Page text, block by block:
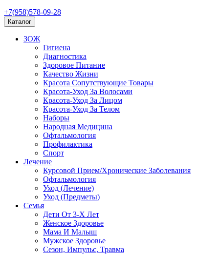
+7(958)578-09-28
Каталог
ЗОЖ
Гигиена
Диагностика
Здоровое Питание
Качество Жизни
Красота Сопутствующие Товары
Красота-Уход За Волосами
Красота-Уход За Лицом
Красота-Уход За Телом
Наборы
Народная Медицина
Офтальмология
Профилактика
Спорт
Лечение
Курсовой Прием/Хронические Заболевания
Офтальмология
Уход (Лечение)
Уход (Предметы)
Семья
Дети От 3-Х Лет
Женское Здоровье
Мама И Малыш
Мужское Здоровье
Сезон, Импульс, Травма